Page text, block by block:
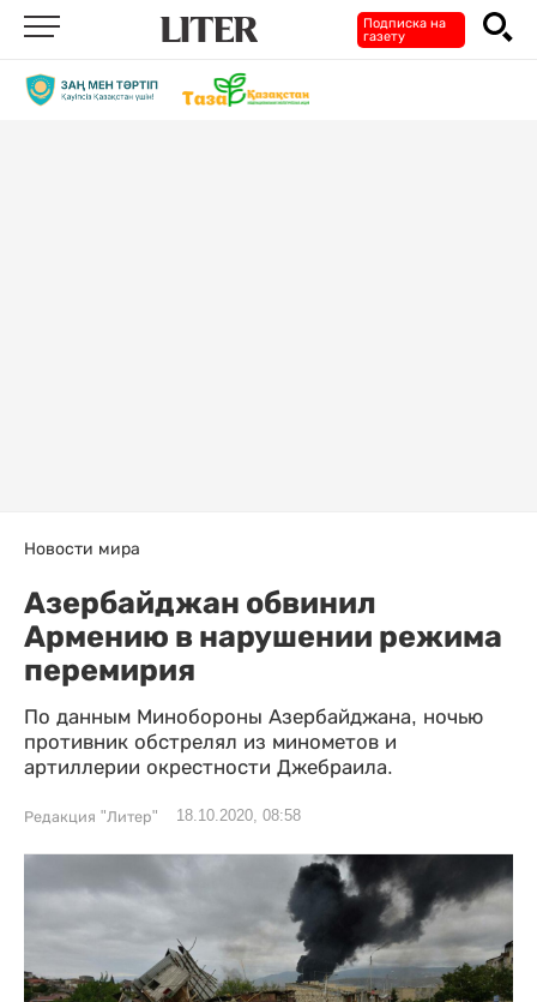
Подписка на
газету
Новости мира
Азербайджан обвинил
Армению в нарушении режима
перемирия
По данным Минобороны Азербайджана, ночью
противник обстрелял из минометов и
артиллерии окрестности Джебраила.
Редакция "Литер" 18.10.2020, 08:58